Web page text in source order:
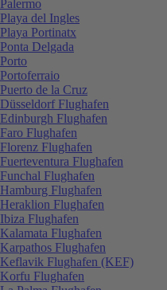
Palermo
Playa del Ingles
Playa Portinatx
Ponta Delgada
Porto
Portoferraio
Puerto de la Cruz
Düsseldorf Flughafen
Edinburgh Flughafen
Faro Flughafen
Florenz Flughafen
Fuerteventura Flughafen
Funchal Flughafen
Hamburg Flughafen
Heraklion Flughafen
Ibiza Flughafen
Kalamata Flughafen
Karpathos Flughafen
Keflavik Flughafen (KEF)
Korfu Flughafen